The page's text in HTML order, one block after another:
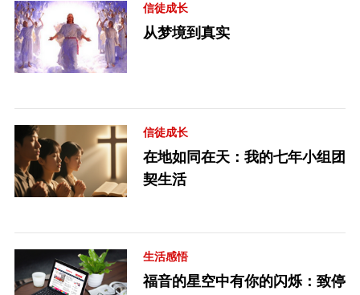
信徒成长
从梦境到真实
信徒成长
在地如同在天：我的七年小组团
契生活
生活感悟
福音的星空中有你的闪烁：致停